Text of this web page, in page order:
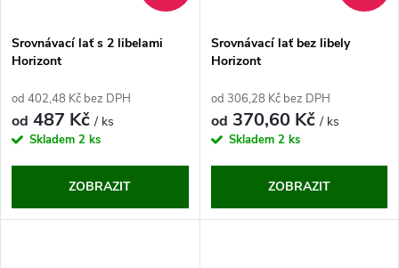
Srovnávací lať s 2 libelami
Horizont
od 402,48 Kč bez DPH
od 487 Kč/ ks
Skladem 2 ks
ZOBRAZIT
Srovnávací lať bez libely
Horizont
od 306,28 Kč bez DPH
od 370,60 Kč/ ks
Skladem 2 ks
ZOBRAZIT